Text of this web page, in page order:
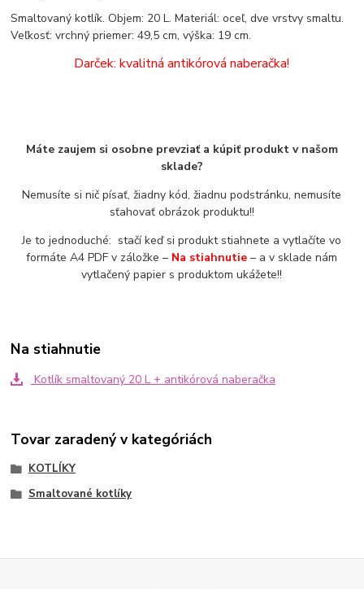
Smaltovaný kotlík. Objem: 20 L. Materiál: oceľ, dve vrstvy smaltu.
Veľkosť: vrchný priemer: 49,5 cm, výška: 19 cm.
Darček: kvalitná antikórová naberačka!
Máte zaujem si osobne prevziať a kúpiť produkt v našom
sklade?
Nemusíte si nič písať, žiadny kód, žiadnu podstránku, nemusíte
sťahovať obrázok produktu!!
Je to jednoduché: stačí keď si produkt stiahnete a vytlačíte vo
formáte A4 PDF v záložke – Na stiahnutie – a v sklade nám
vytlačený papier s produktom ukážete!!
Na stiahnutie
Kotlík smaltovaný 20 L + antikórová naberačka
Tovar zaradený v kategóriách
KOTLÍKY
Smaltované kotlíky